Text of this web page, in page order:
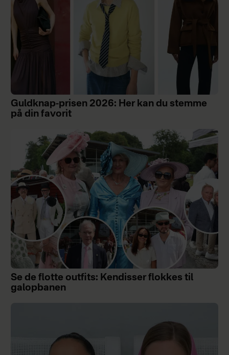
Guldknap-prisen 2026: Her kan du stemme
på din favorit
Se de flotte outfits: Kendisser flokkes til
galopbanen